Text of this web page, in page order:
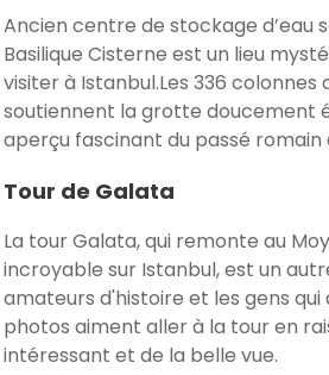
Ancien centre de stockage d’eau
Basilique Cisterne est un lieu
visiter à Istanbul.Les 336 colonnes
soutiennent la grotte doucement
aperçu fascinant du passé romain
Tour de Galata
La tour Galata, qui remonte au
incroyable sur Istanbul, est un
amateurs d'histoire et les gens
photos aiment aller à la tour en
intéressant et de la belle vue.